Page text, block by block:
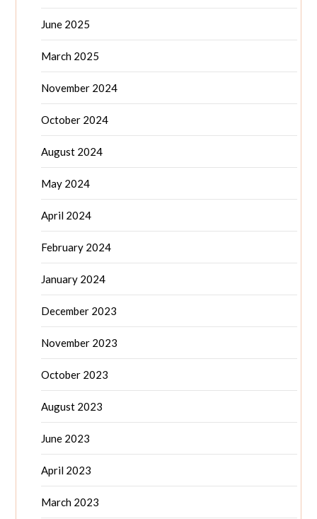
June 2025
March 2025
November 2024
October 2024
August 2024
May 2024
April 2024
February 2024
January 2024
December 2023
November 2023
October 2023
August 2023
June 2023
April 2023
March 2023